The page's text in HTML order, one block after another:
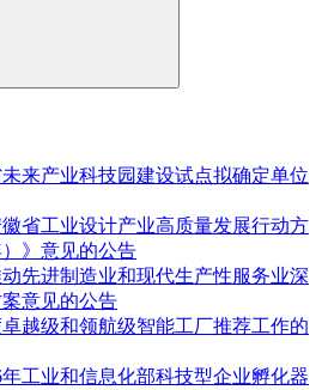
来产业科技园建设试点拟确定单位
省工业设计产业高质量发展行动方
》意见的公告
先进制造业和现代生产性服务业深
意见的公告
越级和领航级智能工厂推荐工作的
工业和信息化部科技型企业孵化器